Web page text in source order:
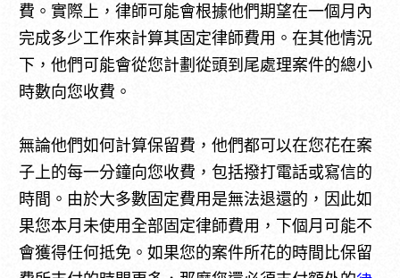
費。實際上，律師可能會根據他們期望在一個月內
完成多少工作來計算其固定律師費用。在其他情況
下，他們可能會從您計劃從頭到尾處理案件的總小
時數向您收費。
無論他們如何計算保留費，他們都可以在您花在案
子上的每一分鐘向您收費，包括撥打電話或寫信的
時間。由於大多數固定費用是無法退還的，因此如
果您本月未使用全部固定律師費用，下個月可能不
會獲得任何抵免。如果您的案件所花的時間比保留